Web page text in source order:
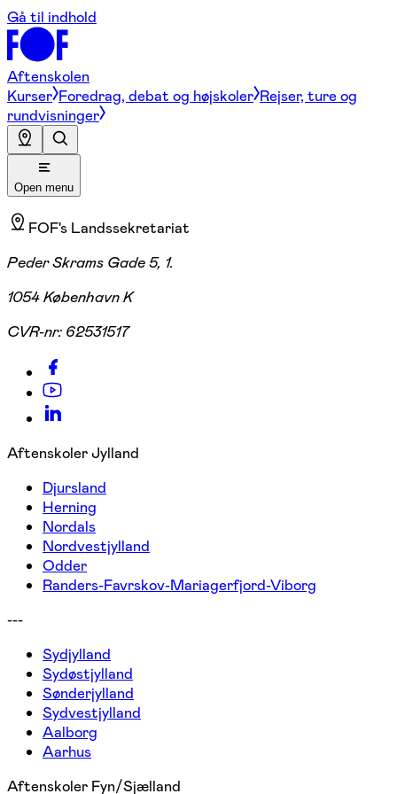
Gå til indhold
Aftenskolen
Kurser Foredrag, debat og højskoler Rejser, ture og
rundvisninger
Open menu
FOF's Landssekretariat
Peder Skrams Gade 5, 1.
1054 København K
CVR-nr: 62531517
Aftenskoler Jylland
Djursland
Herning
Nordals
Nordvestjylland
Odder
Randers-Favrskov-Mariagerfjord-Viborg
---
Sydjylland
Sydøstjylland
Sønderjylland
Sydvestjylland
Aalborg
Aarhus
Aftenskoler Fyn/Sjælland